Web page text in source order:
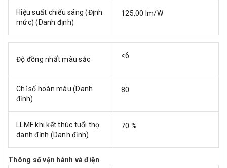
Hiệu suất chiếu sáng (Định
mức) (Danh định)
125,00 lm/W
Độ đồng nhất màu sắc <6
Chỉ số hoàn màu (Danh
định)
80
LLMF khi kết thúc tuổi thọ
danh định (Danh định)
70 %
Thông số vận hành và điện